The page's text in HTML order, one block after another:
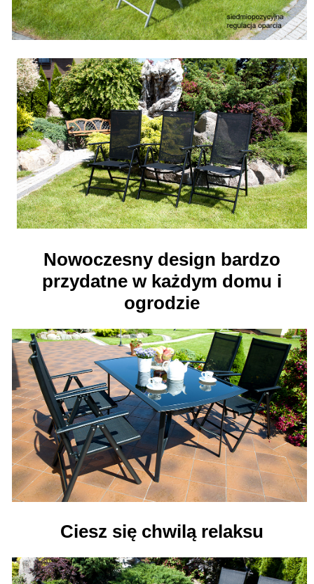
Nowoczesny design bardzo
przydatne w każdym domu i
ogrodzie
Ciesz się chwilą relaksu